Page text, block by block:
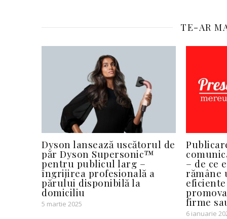
TE-AR
Dyson lansează uscătorul de
păr Dyson Supersonic™
pentru publicul larg –
îngrijirea profesională a
părului disponibilă la
domiciliu
5 martie 2025
– de ce
rămâne
firme
6 ianuarie